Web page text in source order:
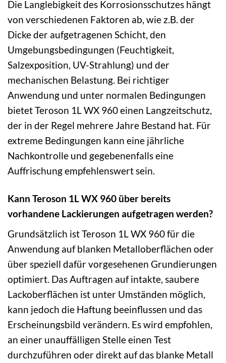
Die Langlebigkeit des Korrosionsschutzes hängt
von verschiedenen Faktoren ab, wie z.B. der
Dicke der aufgetragenen Schicht, den
Umgebungsbedingungen (Feuchtigkeit,
Salzexposition, UV-Strahlung) und der
mechanischen Belastung. Bei richtiger
Anwendung und unter normalen Bedingungen
bietet Teroson 1L WX 960 einen Langzeitschutz,
der in der Regel mehrere Jahre Bestand hat. Für
extreme Bedingungen kann eine jährliche
Nachkontrolle und gegebenenfalls eine
Auffrischung empfehlenswert sein.
Kann Teroson 1L WX 960 über bereits
vorhandene Lackierungen aufgetragen werden?
Grundsätzlich ist Teroson 1L WX 960 für die
Anwendung auf blanken Metalloberflächen oder
über speziell dafür vorgesehenen Grundierungen
optimiert. Das Auftragen auf intakte, saubere
Lackoberflächen ist unter Umständen möglich,
kann jedoch die Haftung beeinflussen und das
Erscheinungsbild verändern. Es wird empfohlen,
an einer unauffälligen Stelle einen Test
durchzuführen oder direkt auf das blanke Metall